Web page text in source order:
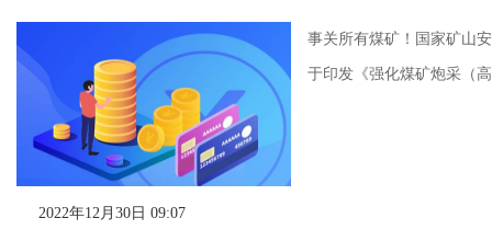
事关所有煤矿！国家矿山
于印发《强化煤矿炮采（
2022年12月30日 09:07